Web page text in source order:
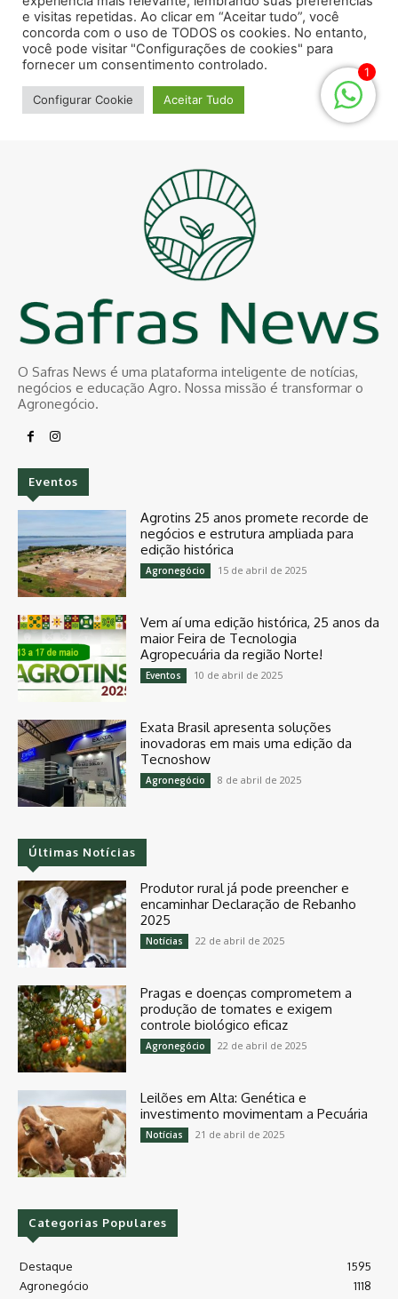
O Safras News é uma plataforma inteligente de notícias,
negócios e educação Agro. Nossa missão é transformar o
Agronegócio.
Eventos
Agrotins 25 anos promete recorde de
negócios e estrutura ampliada para
edição histórica
Agronegócio 15 de abril de 2025
Vem aí uma edição histórica, 25 anos da
maior Feira de Tecnologia
Agropecuária da região Norte!
Eventos 10 de abril de 2025
Exata Brasil apresenta soluções
inovadoras em mais uma edição da
Tecnoshow
Agronegócio 8 de abril de 2025
Últimas Notícias
Produtor rural já pode preencher e
encaminhar Declaração de Rebanho
2025
Notícias 22 de abril de 2025
Pragas e doenças comprometem a
produção de tomates e exigem
controle biológico eficaz
Agronegócio 22 de abril de 2025
Leilões em Alta: Genética e
investimento movimentam a Pecuária
Notícias 21 de abril de 2025
Categorias Populares
Destaque
1595
Agronegócio
1118